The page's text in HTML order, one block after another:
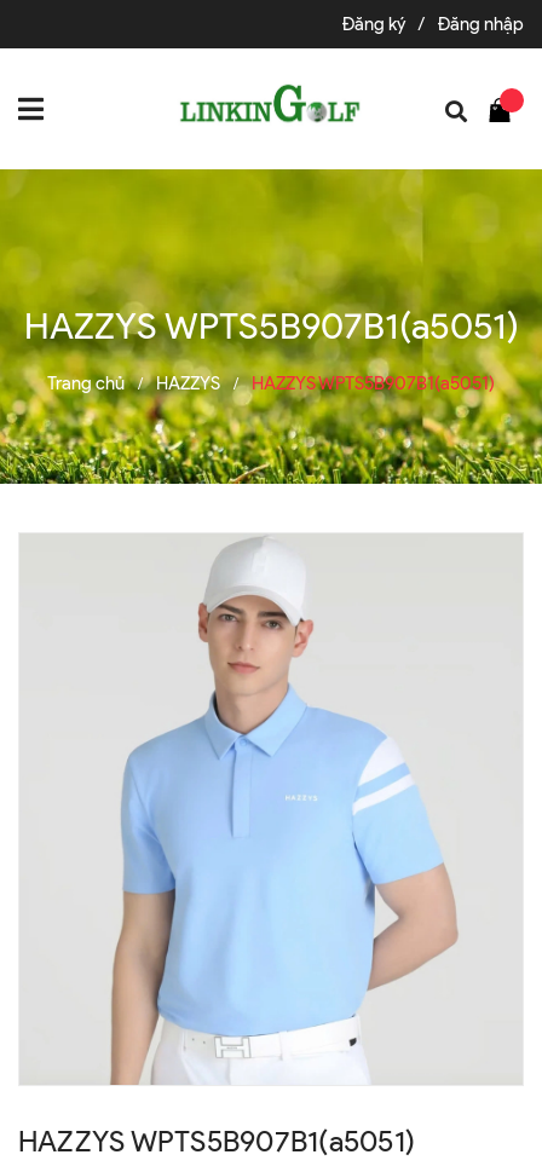
Đăng ký / Đăng nhập
HAZZYS WPTS5B907B1(a5051)
Trang chủ / HAZZYS / HAZZYS WPTS5B907B1(a5051)
HAZZYS WPTS5B907B1(a5051)